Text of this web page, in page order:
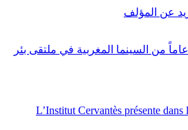
عن المؤلف
من السينما المغربية في ملتقى بئر
L’Institut Cervantès présente